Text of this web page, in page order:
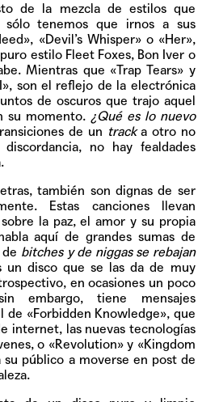
de la mezcla de estilos que
sólo tenemos que irnos a sus
, «Devil’s Whisper»o «Her»,
estilo Fleet Foxes, Bon Iver o
Mientras que «Trap Tears» y
, son el reflejo de la electrónica
de oscuros que trajo aquel
su momento.¿Qué es lo nuevo
de un tracka otro no
no hay fealdades
también son dignas de ser
Estas canciones llevan
la paz, el amor y su propia
aquí de grandes sumas de
bitches y de niggas se rebajan
un disco que se las da de muy
en ocasiones un poco
embargo, tiene mensajes
de «Forbidden Knowledge», que
internet, las nuevas tecnologías
o «Revolution»y «Kingdom
su público a moverse en post de